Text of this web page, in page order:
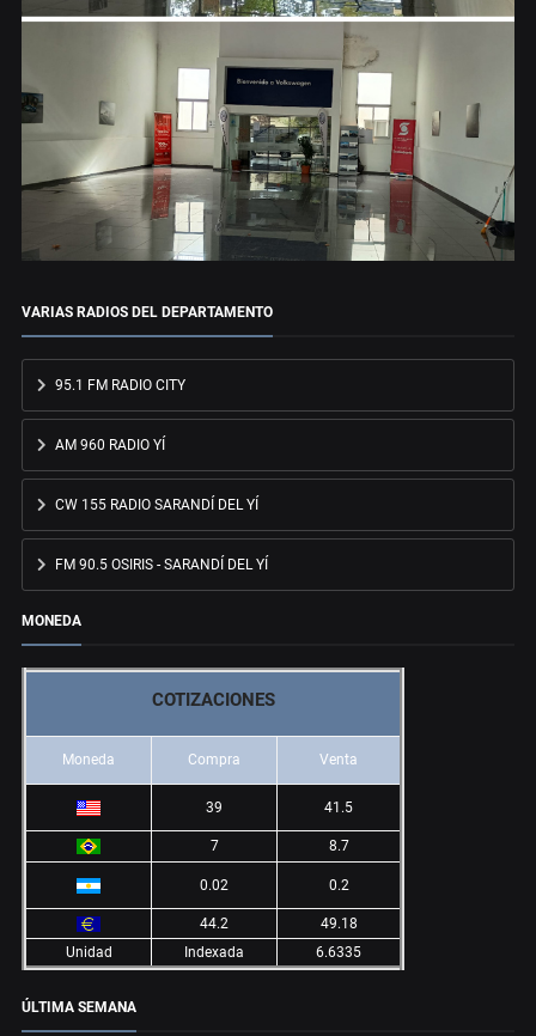
VARIAS RADIOS DEL DEPARTAMENTO
95.1 FM RADIO CITY
AM 960 RADIO YÍ
CW 155 RADIO SARANDÍ DEL YÍ
FM 90.5 OSIRIS - SARANDÍ DEL YÍ
MONEDA
COTIZACIONES
Moneda Compra Venta
39 41.5
7 8.7
0.02 0.2
44.2
49.18
Unidad
Indexada 6.6335
ÚLTIMA SEMANA